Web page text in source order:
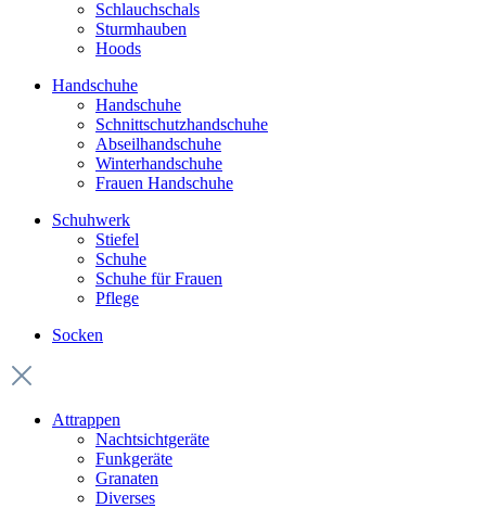
Schlauchschals
Sturmhauben
Hoods
Handschuhe
Handschuhe
Schnittschutzhandschuhe
Abseilhandschuhe
Winterhandschuhe
Frauen Handschuhe
Schuhwerk
Stiefel
Schuhe
Schuhe für Frauen
Pflege
Socken
Attrappen
Nachtsichtgeräte
Funkgeräte
Granaten
Diverses